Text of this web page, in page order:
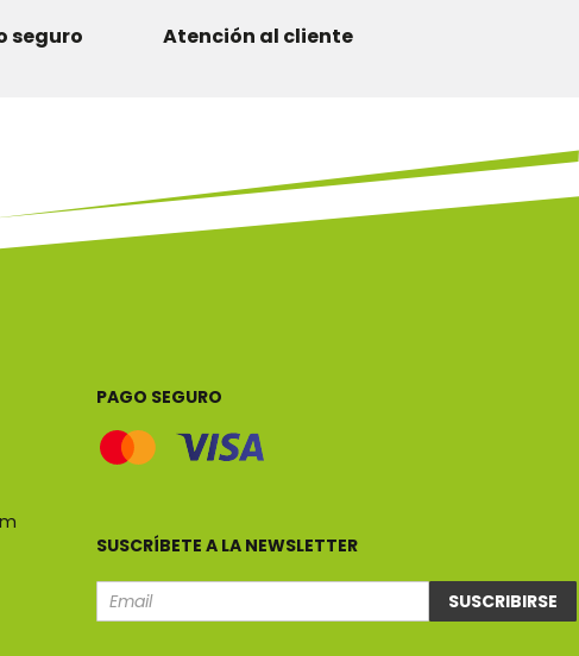
seguro Atención al cliente
PAGO SEGURO
SUSCRÍBETE A LA NEWSLETTER
SUSCRIBIRSE